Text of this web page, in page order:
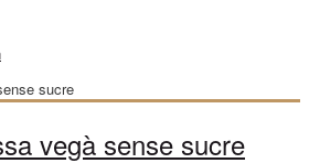
vegà sense sucre